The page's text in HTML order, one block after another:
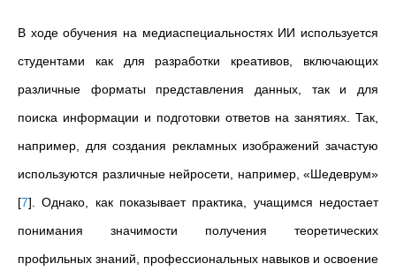
В ходе обучения на медиаспециальностях ИИ используется
студентами как для разработки креативов, включающих
различные форматы представления данных, так и для
поиска информации и подготовки ответов на занятиях. Так,
например, для создания рекламных изображений зачастую
используются различные нейросети, например, «Шедеврум»
[7] . Однако, как показывает практика, учащимся недостает
понимания значимости получения теоретических
профильных знаний, профессиональных навыков и освоение